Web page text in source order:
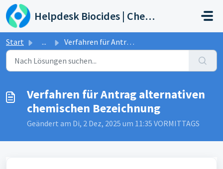
Zum hauptsächlichen Inhalt gehen
Helpdesk Biocides | Chemicals | Products
Start ... Verfahren für Antrag alternativen chemischen Bezeichnung
Verfahren für Antrag alternativen
chemischen Bezeichnung
Geändert am Di, 2 Dez, 2025 um 11:35 VORMITTAGS